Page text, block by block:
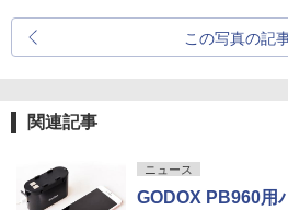
この写真の記
関連記事
ニュース
GODOX PB960用